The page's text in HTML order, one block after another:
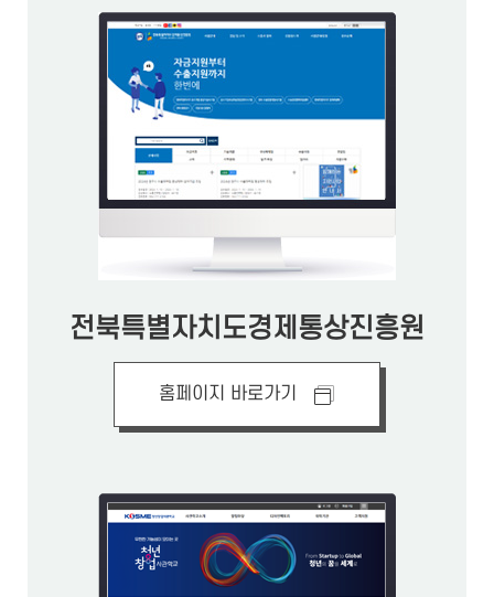
전북특별자치도경제통상진흥원
홈페이지 바로가기